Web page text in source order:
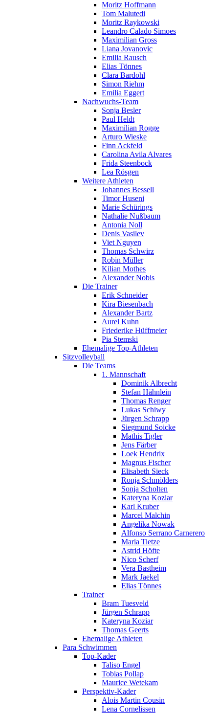
Moritz Hoffmann
Tom Malutedi
Moritz Raykowski
Leandro Calado Simoes
Maximilian Gross
Liana Jovanovic
Emilia Rausch
Elias Tönnes
Clara Bardohl
Simon Riehm
Emilia Eggert
Nachwuchs-Team
Sonja Besler
Paul Heldt
Maximilian Rogge
Arturo Wieske
Finn Ackfeld
Carolina Avila Alvares
Frida Steenbock
Lea Rösgen
Weitere Athleten
Johannes Bessell
Timor Huseni
Marie Schürings
Nathalie Nußbaum
Antonia Noll
Denis Vasilev
Viet Nguyen
Thomas Schwirz
Robin Müller
Kilian Mothes
Alexander Nobis
Die Trainer
Erik Schneider
Kira Biesenbach
Alexander Bartz
Aurel Kuhn
Friederike Hüffmeier
Pia Stemski
Ehemalige Top-Athleten
Sitzvolleyball
Die Teams
1. Mannschaft
Dominik Albrecht
Stefan Hähnlein
Thomas Renger
Lukas Schiwy
Jürgen Schrapp
Siegmund Soicke
Mathis Tigler
Jens Färber
Loek Hendrix
Magnus Fischer
Elisabeth Sieck
Ronja Schmölders
Sonja Scholten
Kateryna Koziar
Karl Kruber
Marcel Malchin
Angelika Nowak
Alfonso Serrano Carnerero
Maria Tietze
Astrid Höfte
Nico Scherf
Vera Bastheim
Mark Jaekel
Elias Tönnes
Trainer
Bram Tuesveld
Jürgen Schrapp
Kateryna Koziar
Thomas Geerts
Ehemalige Athleten
Para Schwimmen
Top-Kader
Taliso Engel
Tobias Pollap
Maurice Wetekam
Perspektiv-Kader
Alois Martin Cousin
Lena Cornelissen